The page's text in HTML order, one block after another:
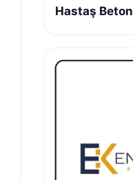
Hastaş Beton